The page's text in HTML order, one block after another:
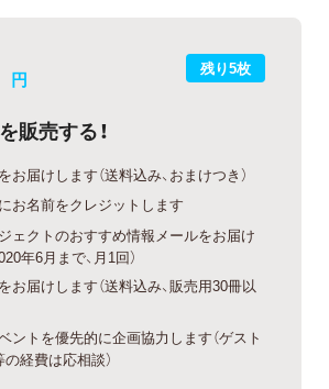
残り5枚
円
販売する！
お届けします（送料込み、おまけつき）
お名前をクレジットします
ェクトのおすすめ情報メールをお届け
年6月まで、月1回）
お届けします（送料込み、販売用30冊以
ントを優先的に企画協力します（ゲスト
経費は応相談）